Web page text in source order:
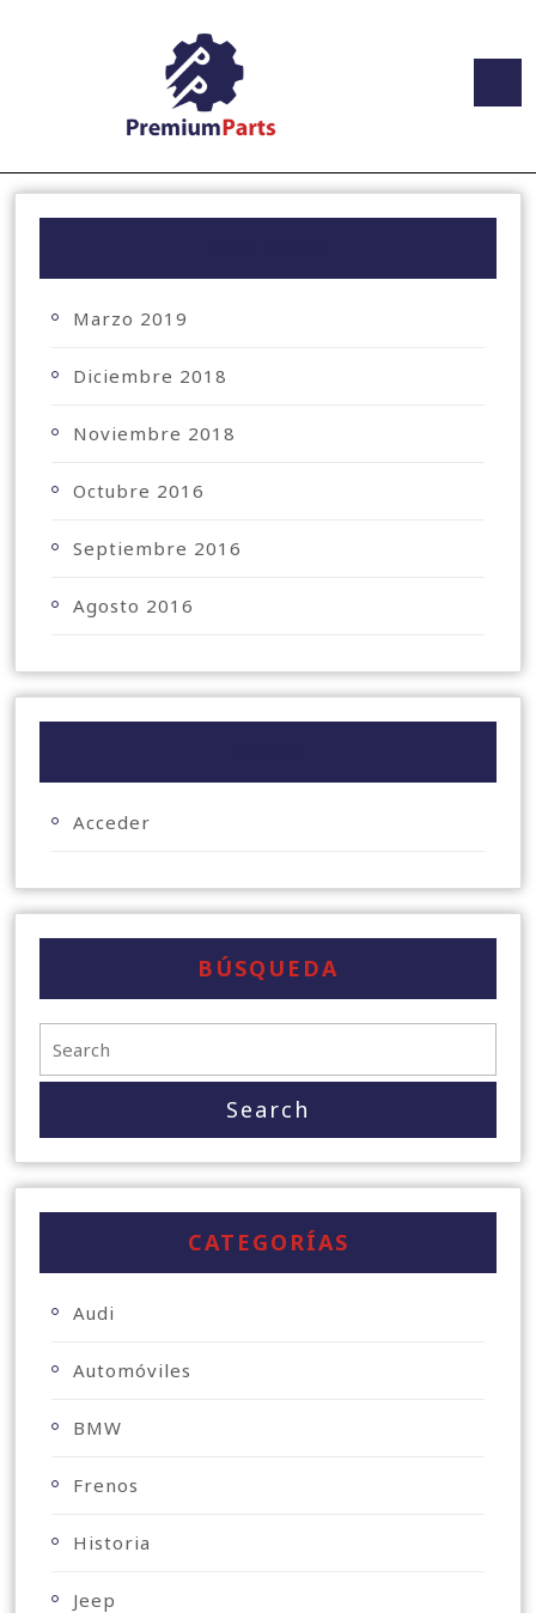
Marzo 2019
Diciembre 2018
Noviembre 2018
Octubre 2016
Septiembre 2016
Agosto 2016
Acceder
BÚSQUEDA
CATEGORÍAS
Audi
Automóviles
BMW
Frenos
Historia
Jeep